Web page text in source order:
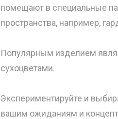
помещают в специальные
пространства, например,
Популярным изделием
сухоцветами.
Экспериментируйте и
вашим ожиданиям и